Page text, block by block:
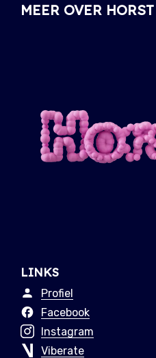
MEER OVER HORST
LINKS
Profiel
Facebook
Instagram
Viberate